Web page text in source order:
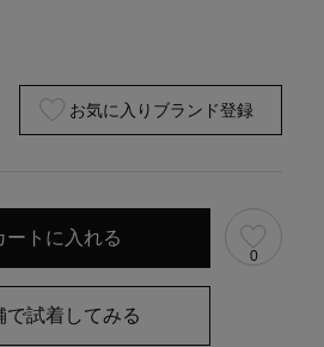
お気に入りブランド登録
0